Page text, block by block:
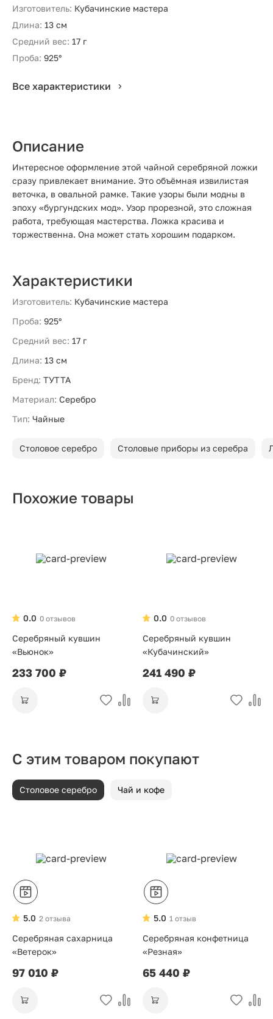
Изготовитель: Кубачинские мастера
Длина: 13 см
Средний вес: 17 г
Проба: 925°
Все характеристики
Описание
Интересное оформление этой чайной серебряной ложки
сразу привлекает внимание. Это объёмная извилистая
веточка, в овальной рамке. Такие узоры были модны в
эпоху «бургундских мод». Узор прорезной, это сложная
работа, требующая мастерства. Ложка красива и
торжественна. Она может стать хорошим подарком.
Характеристики
Изготовитель: Кубачинские мастера
Проба: 925°
Средний вес: 17 г
Длина: 13 см
Бренд: ТУТТА
Материал: Серебро
Тип: Чайные
Столовое серебро Столовые приборы из серебра
Похожие товары
0 отзывов
0.0
Серебряный кувшин
«Вьюнок»
233 700 ₽
0 отзывов
0.0
Серебряный кувшин
«Кубачинский»
241 490 ₽
С этим товаром покупают
Столовое серебро Чай и кофе
2 отзыва
5.0
Серебряная сахарница
«Ветерок»
97 010 ₽
1 отзыв
5.0
Серебряная конфетница
«Резная»
65 440 ₽